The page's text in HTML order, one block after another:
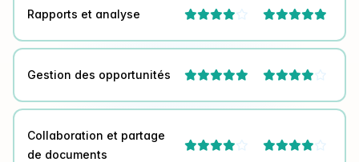
Rapports et analyse  
Gestion des opportunités  
Collaboration et partage
de documents
 